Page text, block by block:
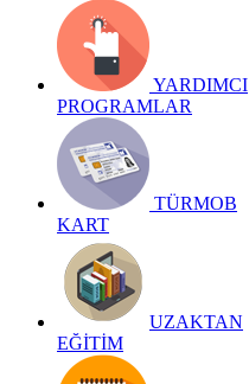
YARDIMCI
PROGRAMLAR
TÜRMOB
KART
UZAKTAN
EĞİTİM